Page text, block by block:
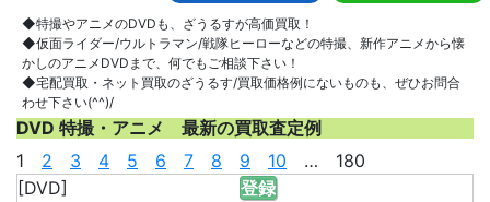
◆特撮やアニメのDVDも、ざうるすが高価買取！
◆仮面ライダー/ウルトラマン/戦隊ヒーローなどの特撮、新作アニメから懐
かしのアニメDVDまで、何でもご相談下さい！
◆宅配買取・ネット買取のざうるす/買取価格例にないものも、ぜひお問合
わせ下さい(^^)/
DVD 特撮・アニメ 最新の買取査定例
1 2 3 4 5 6 7 8 9 10 … 180
[DVD]
登録